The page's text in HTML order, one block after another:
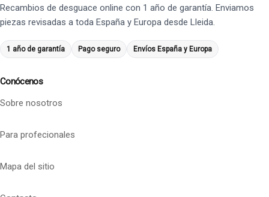
Recambios de desguace online con 1 año de garantía. Enviamos
piezas revisadas a toda España y Europa desde Lleida.
1 año de garantía Pago seguro Envíos España y Europa
Conócenos
Sobre nosotros
Para profecionales
Mapa del sitio